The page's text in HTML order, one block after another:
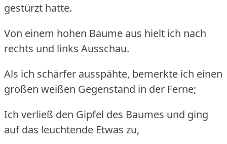
gestürzt hatte.
Von einem hohen Baume aus hielt ich nach
rechts und links Ausschau.
Als ich schärfer ausspähte, bemerkte ich einen
großen weißen Gegenstand in der Ferne;
Ich verließ den Gipfel des Baumes und ging
auf das leuchtende Etwas zu,